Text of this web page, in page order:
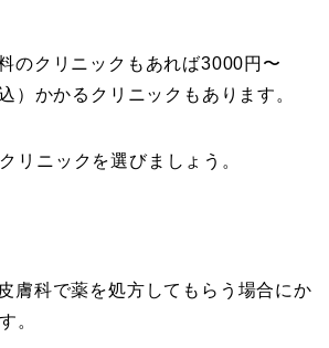
のクリニックもあれば3000円〜
）かかるクリニックもあります。
リニックを選びましょう。
膚科で薬を処方してもらう場合にか
。